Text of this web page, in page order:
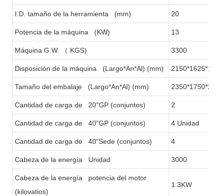
I.D. tamaño de la herramienta (mm) 20
Potencia de la máquina (KW) 13
Máquina G.W. （ KGS) 3300
Disposición de la máquina (Largo*An*Al) (mm)
Tamaño del embalaje (Largo*An*Al) (mm)
Cantidad de carga de 20"GP (conjuntos) 2
Cantidad de carga de 40"GP (conjuntos) 4 Unidad
Cantidad de carga de 40"Sede (conjuntos) 4
Cabeza de la energía Unidad 3000
Cabeza de la energía potencia del motor
(kilovatios)
1.3KW